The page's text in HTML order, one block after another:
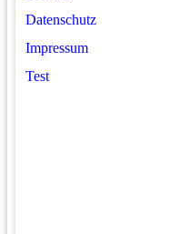
Datenschutz
Impressum
Test